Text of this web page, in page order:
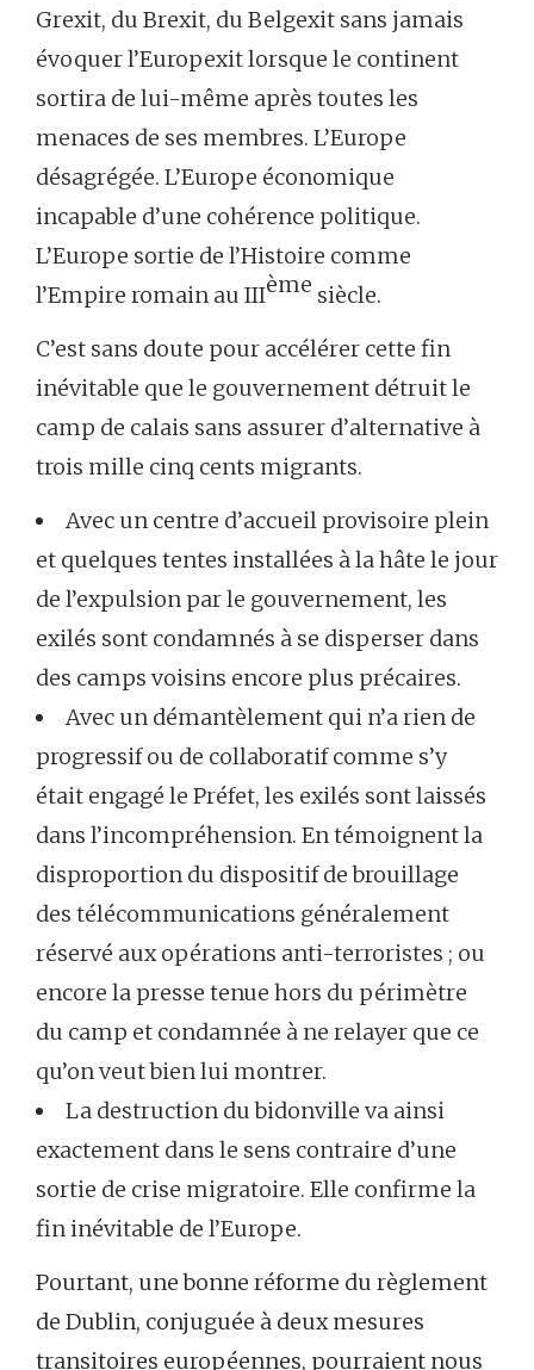
Grexit, du Brexit, du Belgexit sans jamais
évoquer l’Europexit lorsque le continent
sortira de lui-même après toutes les
menaces de ses membres. L’Europe
désagrégée. L’Europe économique
incapable d’une cohérence politique.
L’Europe sortie de l’Histoire comme
l’Empire romain au IIIème siècle.
C’est sans doute pour accélérer cette fin
inévitable que le gouvernement détruit le
camp de calais sans assurer d’alternative à
trois mille cinq cents migrants.
Avec un centre d’accueil provisoire plein
et quelques tentes installées à la hâte le jour
de l’expulsion par le gouvernement, les
exilés sont condamnés à se disperser dans
des camps voisins encore plus précaires.
Avec un démantèlement qui n’a rien de
progressif ou de collaboratif comme s’y
était engagé le Préfet, les exilés sont laissés
dans l’incompréhension. En témoignent la
disproportion du dispositif de brouillage
des télécommunications généralement
réservé aux opérations anti-terroristes ; ou
encore la presse tenue hors du périmètre
du camp et condamnée à ne relayer que ce
qu’on veut bien lui montrer.
La destruction du bidonville va ainsi
exactement dans le sens contraire d’une
sortie de crise migratoire. Elle confirme la
fin inévitable de l’Europe.
Pourtant, une bonne réforme du règlement
de Dublin, conjuguée à deux mesures
transitoires européennes, pourraient nous